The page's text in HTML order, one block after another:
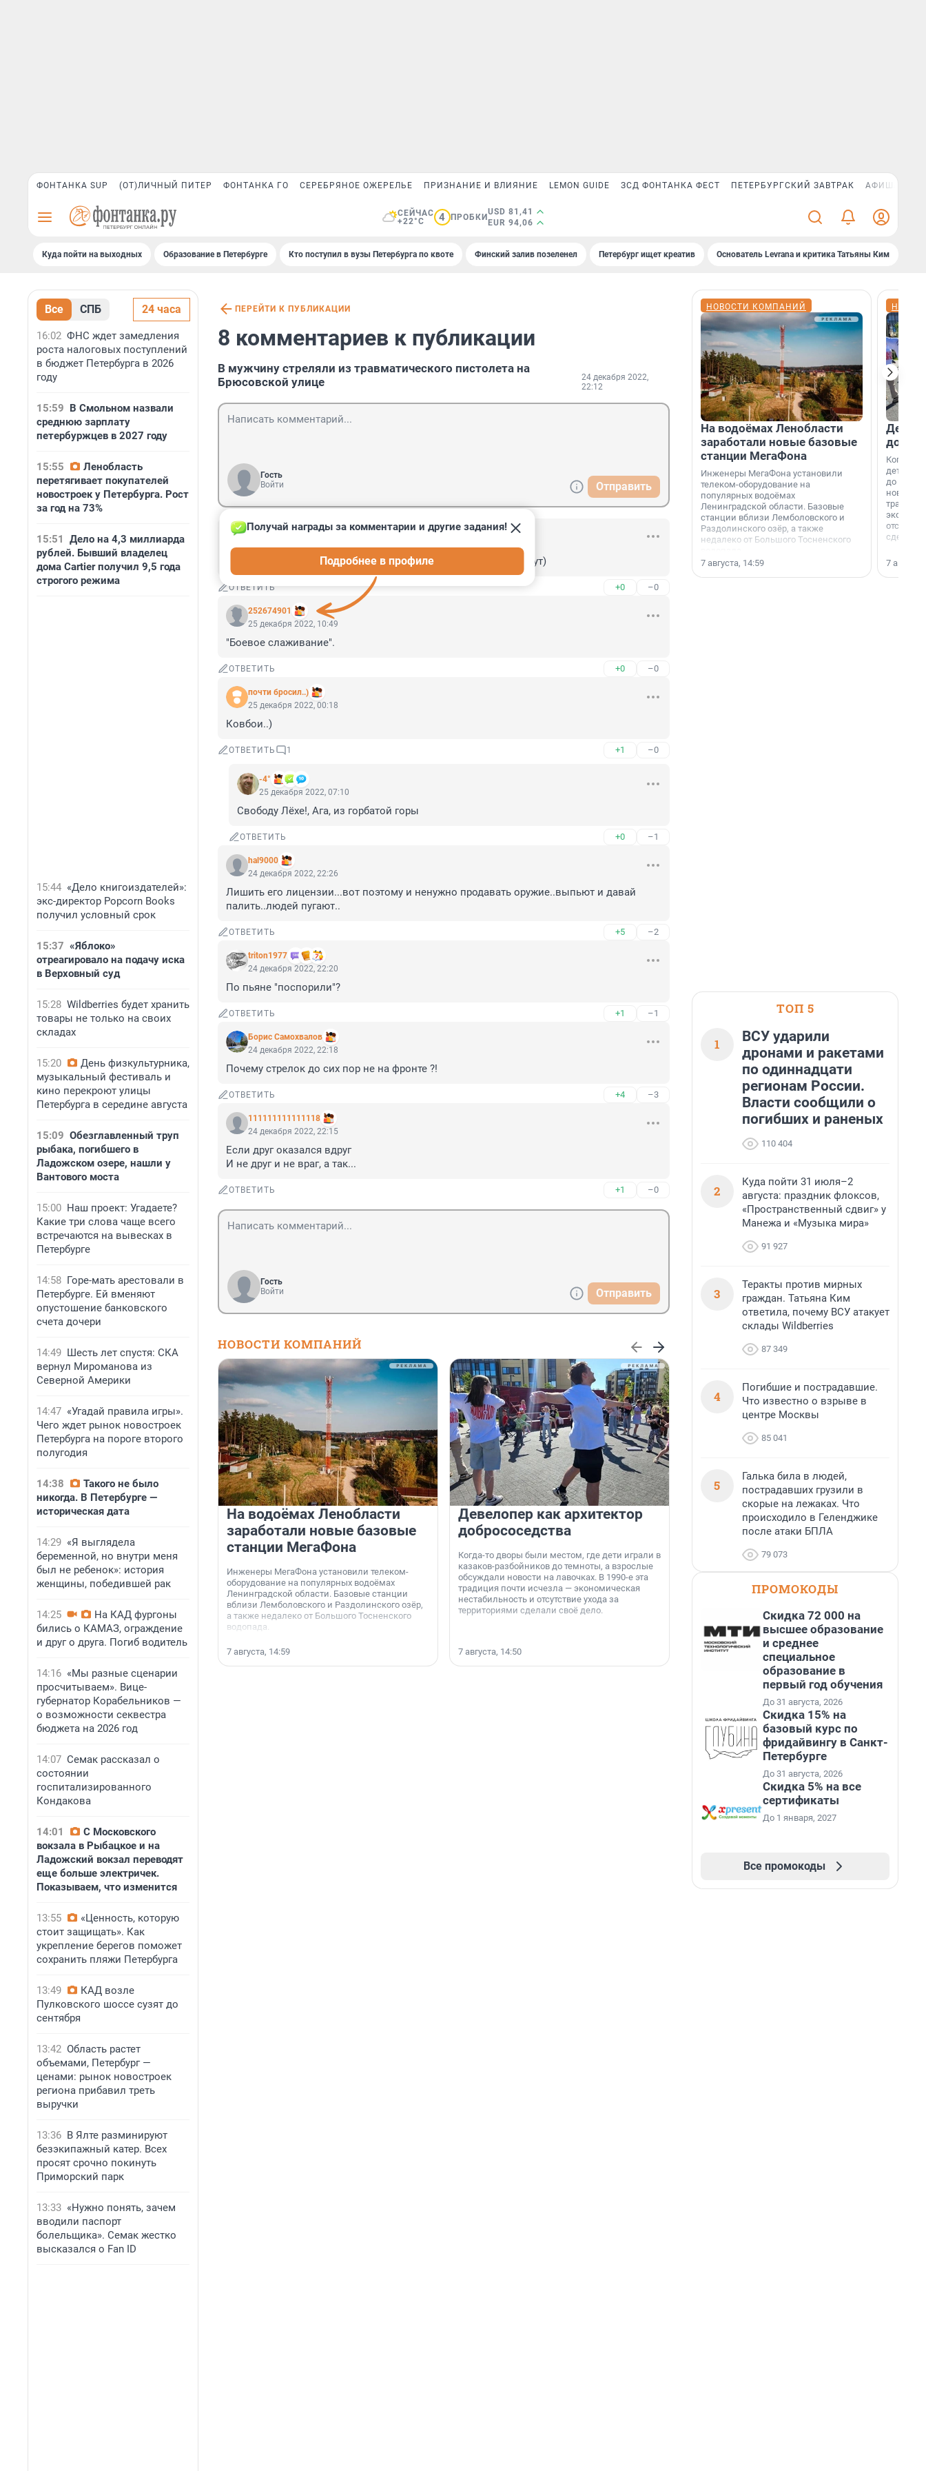
ФОНТАНКА SUP (ОТ)ЛИЧНЫЙ ПИТЕР ФОНТАНКА ГО СЕРЕБРЯНОЕ ОЖЕРЕЛЬЕ ПРИЗНАНИЕ И ВЛИЯНИЕ LEMON GUIDE ЗСД ФОНТАНКА ФЕСТ ПЕТЕРБУРГСКИЙ ЗАВТРАК АФИША PLUS
СЕЙЧАС
+22°C
4 ПРОБКИ
USD 81,41
EUR 94,06
Куда пойти на выходных Образование в Петербурге Кто поступил в вузы Петербурга по квоте Финский залив позеленел Петербург ищет креатив Основатель Levrana и критика Татьяны Ким
Все СПБ 24 часа
16:02 ФНС ждет замедления
роста налоговых поступлений
в бюджет Петербурга в 2026
году
15:59 В Смольном назвали
среднюю зарплату
петербуржцев в 2027 году
15:55
Ленобласть
перетягивает покупателей
новостроек у Петербурга. Рост
за год на 73%
15:51
Дело на 4,3 миллиарда
рублей. Бывший владелец
дома Cartier получил 9,5 года
строгого режима
15:44 «Дело книгоиздателей»:
экс-директор Popcorn Books
получил условный срок
15:37 «Яблоко»
отреагировало на подачу иска
в Верховный суд
15:28 Wildberries будет хранить
товары не только на своих
складах
15:20
День физкультурника,
музыкальный фестиваль и
кино перекроют улицы
Петербурга в середине августа
15:09 Обезглавленный труп
рыбака, погибшего в
Ладожском озере, нашли у
Вантового моста
15:00 Наш проект: Угадаете?
Какие три слова чаще всего
встречаются на вывесках в
Петербурге
14:58 Горе-мать арестовали в
Петербурге. Ей вменяют
опустошение банковского
счета дочери
14:49 Шесть лет спустя: СКА
вернул Мироманова из
Северной Америки
14:47 «Угадай правила игры».
Чего ждет рынок новостроек
Петербурга на пороге второго
полугодия
14:38
Такого не было
никогда. В Петербурге —
историческая дата
14:29 «Я выглядела
беременной, но внутри меня
был не ребенок»: история
женщины, победившей рак
14:25
На КАД фургоны
бились о КАМАЗ, ограждение
и друг о друга. Погиб водитель
14:16 «Мы разные сценарии
просчитываем». Вице-
губернатор Корабельников —
о возможности секвестра
бюджета на 2026 год
14:07 Семак рассказал о
состоянии
госпитализированного
Кондакова
14:01
С Московского
вокзала в Рыбацкое и на
Ладожский вокзал переводят
еще больше электричек.
Показываем, что изменится
13:55
«Ценность, которую
стоит защищать». Как
укрепление берегов поможет
сохранить пляжи Петербурга
13:49
КАД возле
Пулковского шоссе сузят до
сентября
13:42 Область растет
объемами, Петербург —
ценами: рынок новостроек
региона прибавил треть
выручки
13:36 В Ялте разминируют
безэкипажный катер. Всех
просят срочно покинуть
Приморский парк
13:33 «Нужно понять, зачем
вводили паспорт
болельщика». Семак жестко
высказался о Fan ID
ПЕРЕЙТИ К ПУБЛИКАЦИИ
8 комментариев к публикации
В мужчину стреляли из травматического пистолета на
Брюсовской улице
24 декабря 2022,
22:12
Гость
Войти
Отправить
Гость
Это были Разумовский и Волков (фанаты майора грома поймут)
ОТВЕТИТЬ +0 –0
252674901
Получай награды за комментарии и другие задания!
Подробнее в профиле
25 декабря 2022, 10:49
"Боевое слаживание".
ОТВЕТИТЬ +0 –0
почти бросил..)
25 декабря 2022, 00:18
Ковбои..)
ОТВЕТИТЬ 1 +1 –0
-4°
25 декабря 2022, 07:10
Свободу Лёхе!, Ага, из горбатой горы
ОТВЕТИТЬ +0 –1
hal9000
24 декабря 2022, 22:26
Лишить его лицензии...вот поэтому и ненужно продавать оружие..выпьют и давай
палить..людей пугают..
ОТВЕТИТЬ +5 –2
triton1977
24 декабря 2022, 22:20
По пьяне "поспорили"?
ОТВЕТИТЬ +1 –1
Борис Самохвалов
24 декабря 2022, 22:18
Почему стрелок до сих пор не на фронте ?!
ОТВЕТИТЬ +4 –3
111111111111118
24 декабря 2022, 22:15
Если друг оказался вдруг
И не друг и не враг, а так...
ОТВЕТИТЬ +1 –0
Гость
Войти
Отправить
НОВОСТИ КОМПАНИЙ
На водоёмах Ленобласти
заработали новые базовые
станции МегаФона
Инженеры МегаФона установили телеком-
оборудование на популярных водоёмах
Ленинградской области. Базовые станции
вблизи Лемболовского и Раздолинского озёр,
а также недалеко от Большого Тосненского
водопада.
7 августа, 14:59
Девелопер как архитектор
добрососедства
Когда-то дворы были местом, где дети играли в
казаков-разбойников до темноты, а взрослые
обсуждали новости на лавочках. В 1990-е эта
традиция почти исчезла — экономическая
нестабильность и отсутствие ухода за
территориями сделали своё дело.
7 августа, 14:50
ГК «Едино» поздравляет
коллег и партнёров с Днём
строителя!
7 августа, 13:41
НОВОСТИ КОМПАНИЙ
На водоёмах Ленобласти
заработали новые базовые
станции МегаФона
Инженеры МегаФона установили
телеком-оборудование на
популярных водоёмах
Ленинградской области. Базовые
станции вблизи Лемболовского и
Раздолинского озёр, а также
недалеко от Большого Тосненского
7 августа, 14:59
Когда-
дети
до
новости
сделали
7
ТОП 5
1
ВСУ ударили
дронами и ракетами
по одиннадцати
регионам России.
Власти сообщили о
погибших и раненых
110 404
2
Куда пойти 31 июля–2
августа: праздник флоксов,
«Пространственный сдвиг» у
Манежа и «Музыка мира»
91 927
3
Теракты против мирных
граждан. Татьяна Ким
ответила, почему ВСУ атакует
склады Wildberries
87 349
4
Погибшие и пострадавшие.
Что известно о взрыве в
центре Москвы
85 041
5
Галька била в людей,
пострадавших грузили в
скорые на лежаках. Что
происходило в Геленджике
после атаки БПЛА
79 073
ПРОМОКОДЫ
Скидка 72 000 на
высшее образование
и среднее
специальное
образование в
первый год обучения
До 31 августа, 2026
Скидка 15% на
базовый курс по
фридайвингу в Санкт-
Петербурге
До 31 августа, 2026
Скидка 5% на все
сертификаты
До 1 января, 2027
Все промокоды